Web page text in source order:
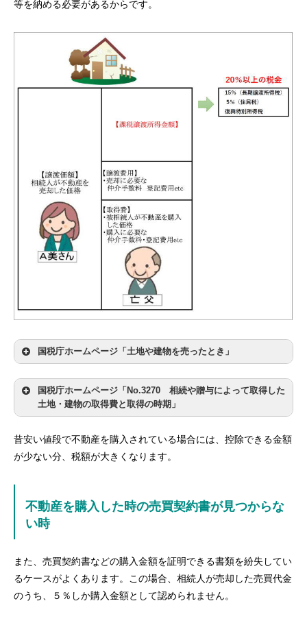
等を納める必要があるからです。
国税庁ホームページ「土地や建物を売ったとき」
国税庁ホームページ「No.3270 相続や贈与によって取得した
土地・建物の取得費と取得の時期」
昔安い値段で不動産を購入されている場合には、控除できる金額
が少ない分、税額が大きくなります。
不動産を購入した時の売買契約書が見つからな
い時
また、売買契約書などの購入金額を証明できる書類を紛失してい
るケースがよくあります。この場合、相続人が売却した売買代金
のうち、５％しか購入金額として認められません。